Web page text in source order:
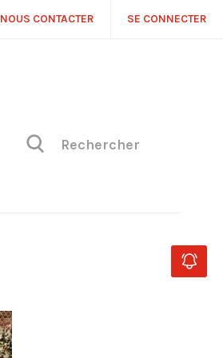
NOUS CONTACTER SE CONNECTER